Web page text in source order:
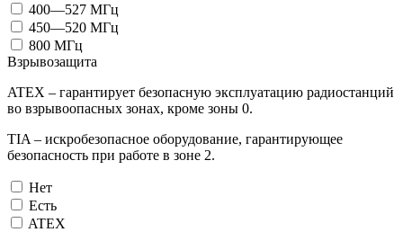
400—527 МГц
450—520 МГц
800 МГц
Взрывозащита
ATEX – гарантирует безопасную эксплуатацию радиостанций
во взрывоопасных зонах, кроме зоны 0.
TIA – искробезопасное оборудование, гарантирующее
безопасность при работе в зоне 2.
Нет
Есть
ATEX